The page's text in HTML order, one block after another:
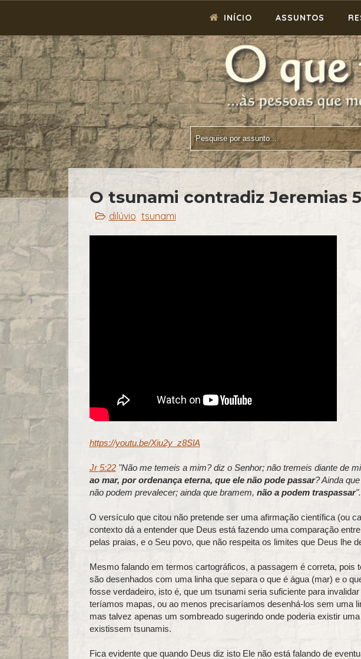
INÍCIO ASSUNTOS
O tsunami contradiz Jeremias
dilúvio tsunami
https://youtu.be/Xiu2y_z8SlA
Jr 5:22"Não me temeis a mim? diz o Senhor; não tremeis diante de
ao mar, por ordenança eterna, que ele não pode passar? Ainda
não podem prevalecer; ainda que bramem, não a podem traspassar".
O versículo que citou não pretende ser uma afirmação científica (ou
contexto dá a entender que Deus está fazendo uma comparação
pelas praias, e o Seu povo, que não respeita os limites que Deus lhe
Mesmo falando em termos cartográficos, a passagem é correta, pois
são desenhados com uma linha que separa o que é água (mar) e o
fosse verdadeiro, isto é, que um tsunami seria suficiente para
teríamos mapas, ou ao menos precisaríamos desenhá-los sem uma
mas talvez apenas um sombreado sugerindo onde poderia existir
existissem tsunamis.
Fica evidente que quando Deus diz isto Ele não está falando de